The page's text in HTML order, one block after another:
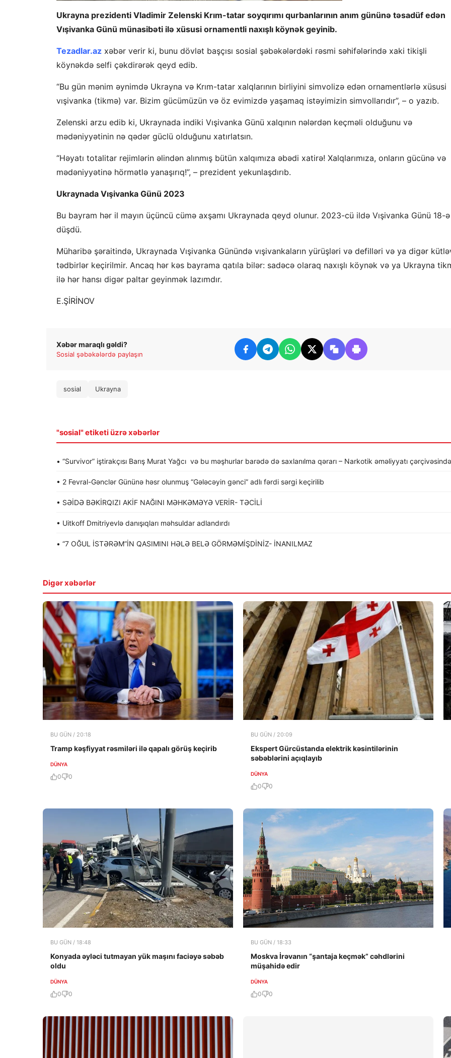
Ukrayna prezidenti Vladimir Zelenski Krım-tatar soyqırımı qurbanlarının anım gününə təsadüf edən
Vışivanka Günü münasibəti ilə xüsusi ornamentli naxışlı köynək geyinib.
Tezadlar.az xəbər verir ki, bunu dövlət başçısı sosial şəbəkələrdəki rəsmi səhifələrində xaki tikişli
köynəkdə selfi çəkdirərək qeyd edib.
“Bu gün mənim əynimdə Ukrayna və Krım-tatar xalqlarının birliyini simvolizə edən ornamentlərlə xüsusi
vışivanka (tikmə) var. Bizim gücümüzün və öz evimizdə yaşamaq istəyimizin simvollarıdır”, – o yazıb.
Zelenski arzu edib ki, Ukraynada indiki Vışivanka Günü xalqının nələrdən keçməli olduğunu və
mədəniyyətinin nə qədər güclü olduğunu xatırlatsın.
“Həyatı totalitar rejimlərin əlindən alınmış bütün xalqımıza əbədi xatirə! Xalqlarımıza, onların gücünə və
mədəniyyətinə hörmətlə yanaşırıq!”, – prezident yekunlaşdırıb.
Ukraynada Vışivanka Günü 2023
Bu bayram hər il mayın üçüncü cümə axşamı Ukraynada qeyd olunur. 2023-cü ildə Vışivanka Günü 18-ə
düşdü.
Müharibə şəraitində, Ukraynada Vışivanka Günündə vışivankaların yürüşləri və defilləri və ya digər
tədbirlər keçirilmir. Ancaq hər kəs bayrama qatıla bilər: sadəcə olaraq naxışlı köynək və ya Ukrayna
ilə hər hansı digər paltar geyinmək lazımdır.
E.ŞİRİNOV
Xəbər maraqlı gəldi?
Sosial şəbəkələrdə paylaşın
sosial Ukrayna
"sosial" etiketi üzrə xəbərlər
• “Survivor” iştirakçısı Barış Murat Yağcı və bu məşhurlar barədə də saxlanılma qərarı – Narkotik əməliyyatı çərçivəsində
• 2 Fevral-Gənclər Gününə həsr olunmuş “Gələcəyin gənci” adlı fərdi sərgi keçirilib
• SƏİDƏ BƏKİRQIZI AKİF NAĞINI MƏHKƏMƏYƏ VERİR- TƏCİLİ
• Uitkoff Dmitriyevlə danışıqları məhsuldar adlandırdı
• “7 OĞUL İSTƏRƏM”İN QASIMINI HƏLƏ BELƏ GÖRMƏMİŞDİNİZ- İNANILMAZ
Digər xəbərlər
BU GÜN / 20:18
Tramp kəşfiyyat rəsmiləri ilə qapalı görüş keçirib
DÜNYA
0 0
BU GÜN / 20:09
Ekspert Gürcüstanda elektrik kəsintilərinin
səbəblərini açıqlayıb
DÜNYA
0 0
BU GÜN / 18:48
Konyada əyləci tutmayan yük maşını faciəyə səbəb
oldu
DÜNYA
0 0
BU GÜN / 18:33
Moskva İrəvanın “şantaja keçmək” cəhdlərini
müşahidə edir
DÜNYA
0 0